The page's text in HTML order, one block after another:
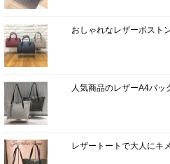
おしゃれなレザーボスト
人気商品のレザーA4バ
レザートートで大人にキ